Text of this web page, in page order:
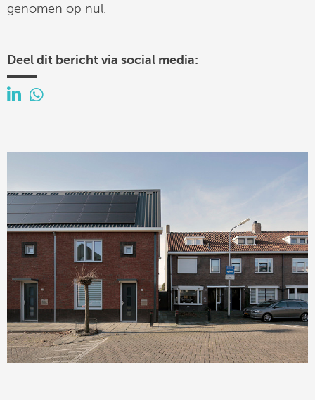
genomen op nul.
Deel dit bericht via social media: